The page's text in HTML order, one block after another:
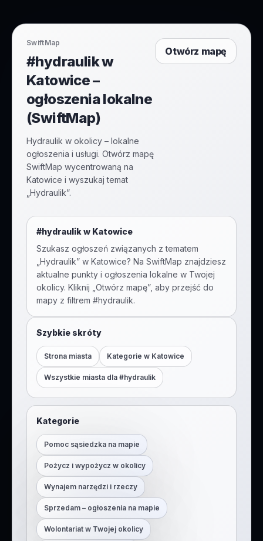
SwiftMap
#hydraulik w
Katowice –
ogłoszenia lokalne
(SwiftMap)
Hydraulik w okolicy – lokalne
ogłoszenia i usługi. Otwórz mapę
SwiftMap wycentrowaną na
Katowice i wyszukaj temat
„Hydraulik”.
Otwórz mapę
#hydraulikw Katowice
Szukasz ogłoszeń związanych z tematem
Hydraulik” w Katowice? Na SwiftMap znajdziesz
aktualne punkty i ogłoszenia lokalne w Twojej
okolicy. Kliknij „Otwórz mapę”, aby przejść do
mapy z filtrem #hydraulik.
Szybkie skróty
Strona miasta Kategorie w Katowice
Wszystkie miasta dla #hydraulik
Kategorie
Pomoc sąsiedzka na mapie
Pożycz i wypożycz w okolicy
Wynajem narzędzi i rzeczy
Sprzedam – ogłoszenia na mapie
Wolontariat w Twojej okolicy